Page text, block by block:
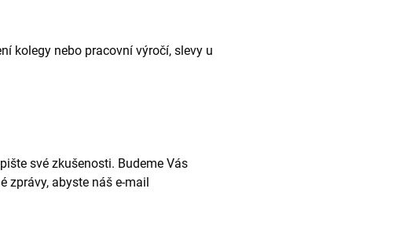
kolegy nebo pracovní výročí, slevy u
své zkušenosti. Budeme Vás
zprávy, abyste náš e-mail